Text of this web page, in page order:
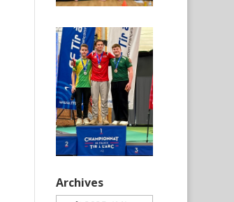
Archives